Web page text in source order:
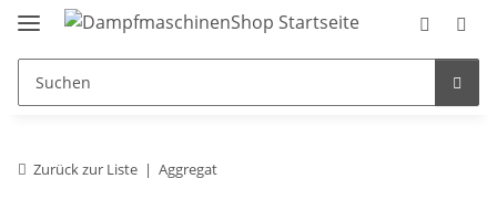
Zurück zur Liste Aggregat